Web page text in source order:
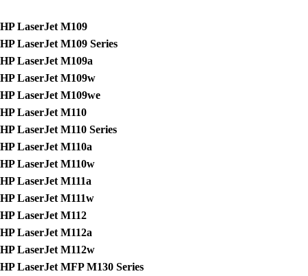
HP LaserJet M109
HP LaserJet M109 Series
HP LaserJet M109a
HP LaserJet M109w
HP LaserJet M109we
HP LaserJet M110
HP LaserJet M110 Series
HP LaserJet M110a
HP LaserJet M110w
HP LaserJet M111a
HP LaserJet M111w
HP LaserJet M112
HP LaserJet M112a
HP LaserJet M112w
HP LaserJet MFP M130 Series